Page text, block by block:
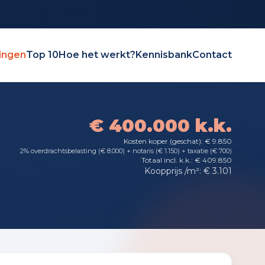
Top 10Hoe het werkt?KennisbankContact
€ 400.000 k.k.
Kosten koper (geschat): € 9.850
2% overdrachtsbelasting (€ 8.000) + notaris (€ 1.150) + taxatie (€ 700)
Totaal incl. k.k.: € 409.850
Koopprijs /m²: € 3.101